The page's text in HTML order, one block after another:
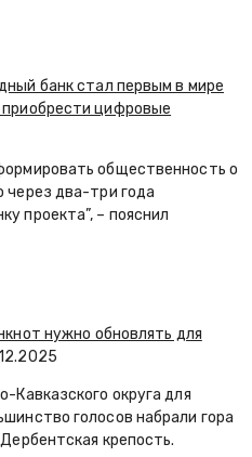
банк стал первым в мире
цифровые
общественность о
два-три года
проекта”, – пояснил
нужно обновлять для
Кавказского округа для
голосов набрали гора
крепость.